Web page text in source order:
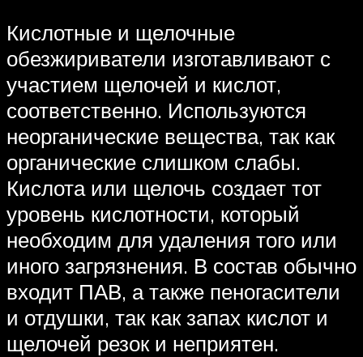
Кислотные и щелочные
обезжириватели изготавливают с
участием щелочей и кислот,
соответственно. Используются
неорганические вещества, так как
органические слишком слабы.
Кислота или щелочь создает тот
уровень кислотности, который
необходим для удаления того или
иного загрязнения. В состав обычно
входит ПАВ, а также пеногасители
и отдушки, так как запах кислот и
щелочей резок и неприятен.